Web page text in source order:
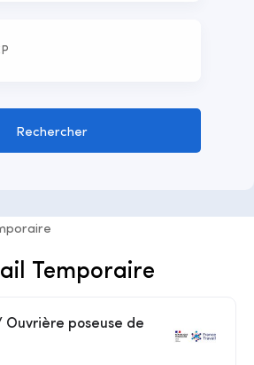
Rechercher
Temporaire